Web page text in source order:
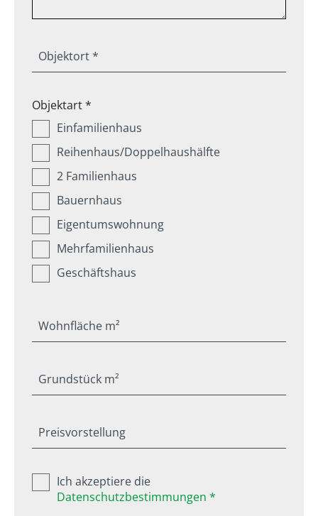
Objektort *
Objektart *
Einfamilienhaus
Reihenhaus/Doppelhaushälfte
2 Familienhaus
Bauernhaus
Eigentumswohnung
Mehrfamilienhaus
Geschäftshaus
Wohnfläche m²
Grundstück m²
Preisvorstellung
Ich akzeptiere die
Datenschutzbestimmungen *